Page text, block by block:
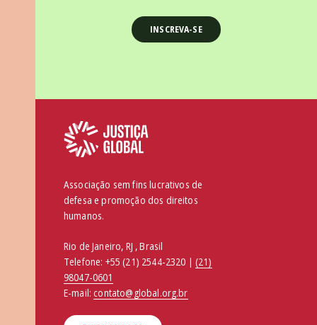
Associação sem fins lucrativos de
defesa e promoção dos direitos
humanos.
Rio de Janeiro, RJ , Brasil
Telefone: +55 (21) 2544-2320 | (21)
98047-0601
E-mail:contato@global.org.br